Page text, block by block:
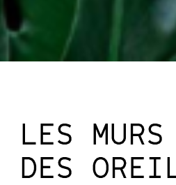
LES MURS
DES